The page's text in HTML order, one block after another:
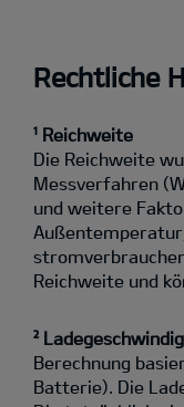
Rechtliche
¹ Reichweite
Die Reichweite
Messverfahren
und weitere
Reichweite und
²
Berechnung
Batterie). Die